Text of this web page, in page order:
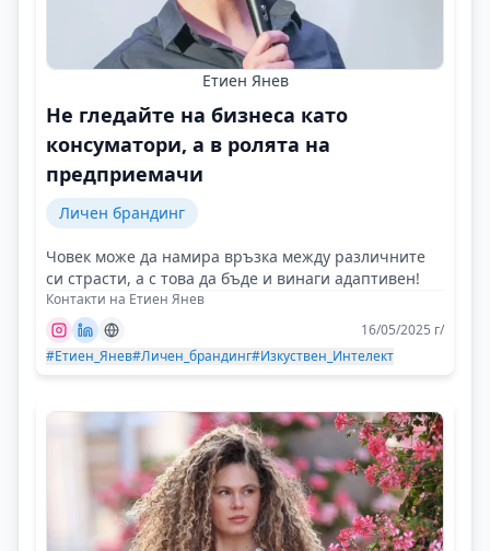
Етиен Янев
Не гледайте на бизнеса като
консуматори, а в ролята на
предприемачи
Личен брандинг
Човек може да намира връзка между различните
си страсти, а с това да бъде и винаги адаптивен!
Контакти на Етиен Янев
16/05/2025 г/
#Етиен_Янев#Личен_брандинг#Изкуствен_Интелект